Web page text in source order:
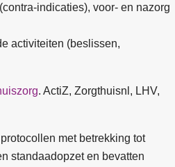
indicaties), voor- en nazorg
activiteiten (beslissen,
. ActiZ, Zorgthuisnl, LHV,
met betrekking tot
standaadopzet en bevatten